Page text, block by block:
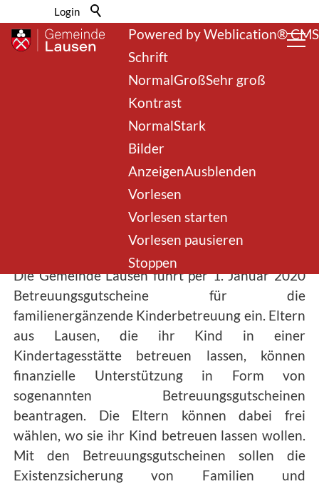
Powered by Weblication® CMS
Schrift
NormalGroßSehr groß
Kontrast
NormalStark
Bilder
AnzeigenAusblenden
Vorlesen
Vorlesen starten
Vorlesen pausieren
Stoppen
Login
(Betreuungsgutscheine)
Die Gemeinde Lausen führt per 1. Januar 2020
Betreuungsgutscheine für die
familienergänzende Kinderbetreuung ein. Eltern
aus Lausen, die ihr Kind in einer
Kindertagesstätte betreuen lassen, können
finanzielle Unterstützung in Form von
sogenannten Betreuungsgutscheinen
beantragen. Die Eltern können dabei frei
wählen, wo sie ihr Kind betreuen lassen wollen.
Mit den Betreuungsgutscheinen sollen die
Existenzsicherung von Familien und